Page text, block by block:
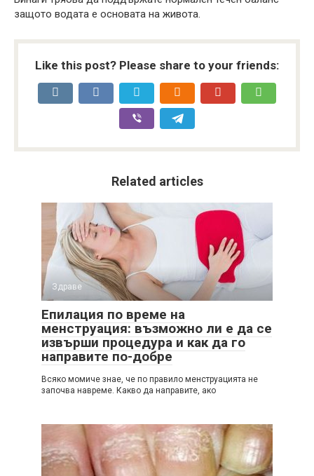
защото водата е основата на живота.
Like this post? Please share to your friends:
Related articles
Здраве
Епилация по време на
менструация: възможно ли е да се
извърши процедура и как да го
направите по-добре
Всяко момиче знае, че по правило менструацията не
започва навреме. Какво да направите, ако